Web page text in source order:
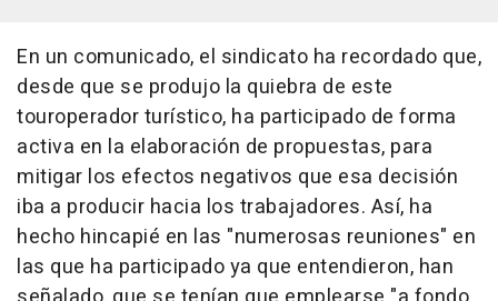
En un comunicado, el sindicato ha recordado que,
desde que se produjo la quiebra de este
touroperador turístico, ha participado de forma
activa en la elaboración de propuestas, para
mitigar los efectos negativos que esa decisión
iba a producir hacia los trabajadores. Así, ha
hecho hincapié en las "numerosas reuniones" en
las que ha participado ya que entendieron, han